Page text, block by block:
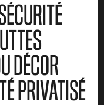
DÉCOR
PRIVATISÉ